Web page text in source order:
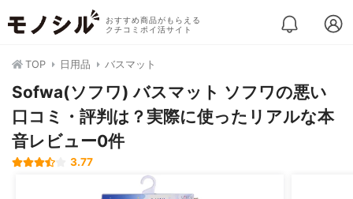
おすすめ商品がもらえる
クチコミポイ活サイト
TOP 日用品 バスマット
Sofwa(ソフワ) バスマット ソフワの悪い
口コミ・評判は？実際に使ったリアルな本
音レビュー0件
3.77